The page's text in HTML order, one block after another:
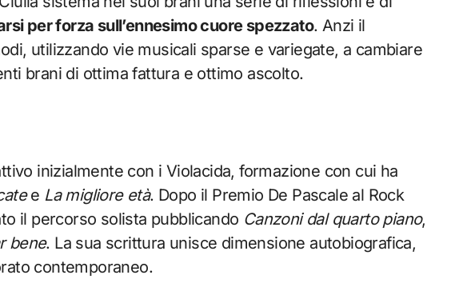
per forza sull’ennesimo cuore spezzato. Anzi il
utilizzando vie musicali sparse e variegate, a cambiare
brani di ottima fattura e ottimo ascolto.
inizialmente con i Violacida, formazione con cui ha
e La migliore età. Dopo il Premio De Pascale al Rock
il percorso solista pubblicando Canzoni dal quarto piano,
bene. La sua scrittura unisce dimensione autobiografica,
contemporaneo.